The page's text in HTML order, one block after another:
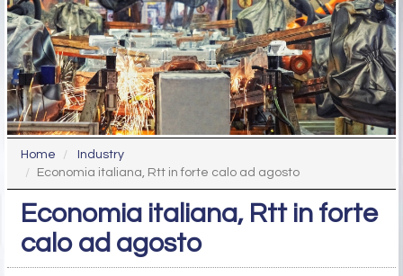
Home
Industry
Economia italiana, Rtt in forte calo ad agosto
Economia italiana, Rtt in forte
calo ad agosto